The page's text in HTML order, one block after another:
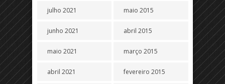
julho 2021
junho 2021
maio 2021
abril 2021
maio 2015
abril 2015
março 2015
fevereiro 2015